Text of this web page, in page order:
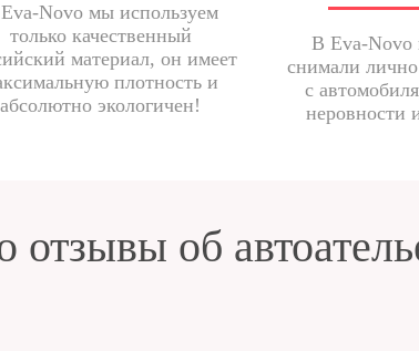
Novo мы используем
только качественный
материал, он имеет
плотность и
абсолютно экологичен!
В Eva-Novo
снимали
с
неровности
отзывы об